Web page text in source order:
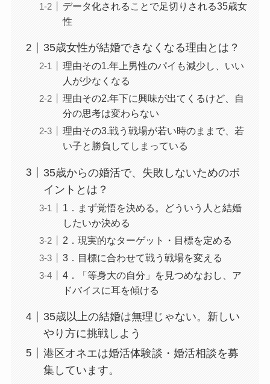
データ化されることで足切りされる35歳女
性
35歳女性が結婚できなくなる理由とは？
理由その1.年上男性のパイも減少し、いい
人が少なくなる
理由その2.年下に興味が出てくるけど、自
分の思考は変わらない
理由その3.戦う戦場が若い時のままで、若
い子と勝負してしまっている
35歳からの婚活で、失敗しないためのポ
イントとは？
1．まず覚悟を決める。どういう人と結婚
したいか決める
2．現実的なターゲット・目標を定める
3．目標に合わせて戦う戦場を変える
4．「等身大の自分」を見つめなおし、ア
ドバイスに耳を傾ける
35歳以上の結婚は無理じゃない。新しい
やり方に挑戦しよう
港区オネエは婚活体験談・婚活相談を募
集しています。